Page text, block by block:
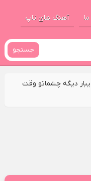
آهنگ های تاپ
جستجو
دیگه چشماتو وقت